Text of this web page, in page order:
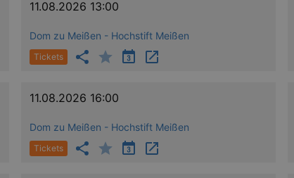
11.08.2026 13:00
Dom zu Meißen - Hochstift Meißen
Tickets
11.08.2026 16:00
Dom zu Meißen - Hochstift Meißen
Tickets